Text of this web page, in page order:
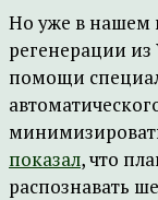
Но уже в нашем
регенерации
помощи
показал, что
распознавать